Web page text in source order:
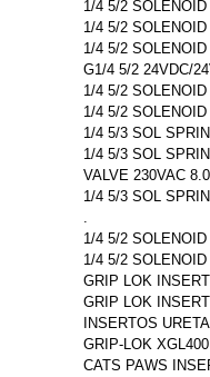
1/4 5/2
1/4 5/2
1/4 5/2
G1/4 5/2 24VDC/
1/4 5/2
1/4 5/2
1/4 5/3 SOL
1/4 5/3 SOL
VALVE 230VAC
1/4 5/3 SOL
.
1/4 5/2
1/4 5/2
GRIP LOK
GRIP LOK
INSERTOS
GRIP-LOK
CATS PAWS